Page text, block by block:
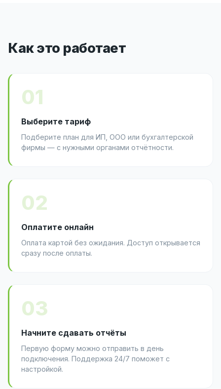
Как это работает
01
Выберите тариф
Подберите план для ИП, ООО или бухгалтерской
фирмы — с нужными органами отчётности.
02
Оплатите онлайн
Оплата картой без ожидания. Доступ открывается
сразу после оплаты.
03
Начните сдавать отчёты
Первую форму можно отправить в день
подключения. Поддержка 24/7 поможет с
настройкой.